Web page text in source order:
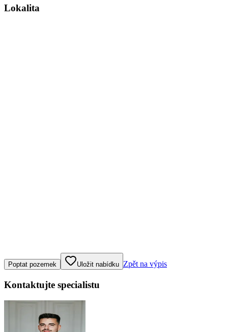
Lokalita
Klepněte nebo klikněte pro ovládání mapy
Poptat pozemek Uložit nabídku Zpět na výpis
Kontaktujte specialistu